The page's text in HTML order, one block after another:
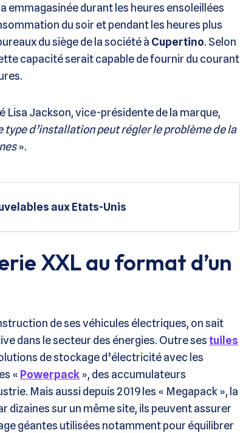
emmagasinée durant les heures ensoleillées
du soir et pendant les heures plus
du siège de la société à Cupertino. Selon
capacité serait capable de fournir du courant
Lisa Jackson, vice-présidente de la marque,
d’installation peut régler le problème de la
».
aux Etats-Unis
XXL au format d’un
de ses véhicules électriques, on sait
dans le secteur des énergies. Outre sestuiles
de stockage d’électricité avec les
« Powerpack», des accumulateurs
Mais aussi depuis 2019 les « Megapack », la
dizaines sur un même site, ils peuvent assurer
géantes utilisées notamment pour équilibrer